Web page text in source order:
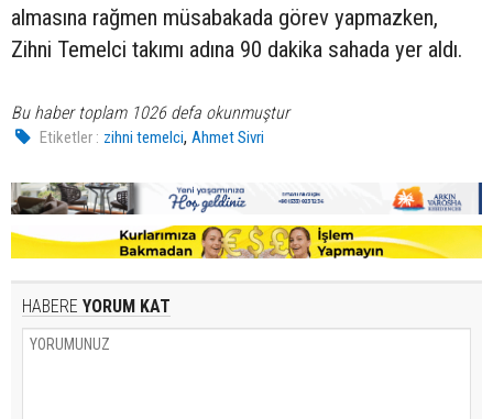
almasına rağmen müsabakada görev yapmazken,
Zihni Temelci takımı adına 90 dakika sahada yer aldı.
Bu haber toplam 1026 defa okunmuştur
Etiketler : zihni temelci,Ahmet Sivri
HABERE YORUM KAT